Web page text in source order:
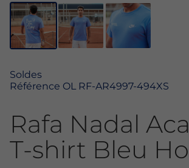
Soldes
Référence OL RF-AR4997-494XS
Rafa Nadal
T-shirt Bleu